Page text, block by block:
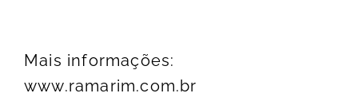
Mais informações:
www.ramarim.com.br